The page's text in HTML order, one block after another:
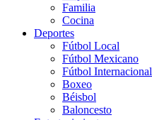
Familia
Cocina
Deportes
Fútbol Local
Fútbol Mexicano
Fútbol Internacional
Boxeo
Béisbol
Baloncesto